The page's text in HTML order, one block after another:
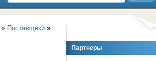
Партнеры
» Поставщики »